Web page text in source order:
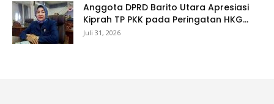
Anggota DPRD Barito Utara Apresiasi
Kiprah TP PKK pada Peringatan HKG...
Juli 31, 2026